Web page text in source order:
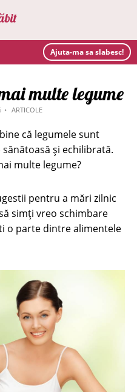
Ajuta-ma sa slabesc!
multe legume
ARTICOLE
că legumele sunt
și echilibrată.
multe legume?
pentru a mări zilnic
simți vreo schimbare
o parte dintre alimentele